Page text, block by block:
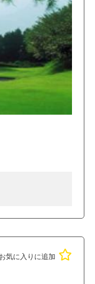
お気に入りに追加